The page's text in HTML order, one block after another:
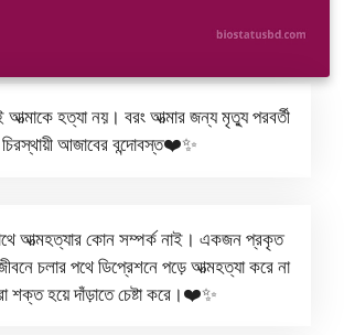
আত্মাকে হত্যা নয়। বরং আত্মার জন্য মৃত্যু পরবর্তী
চিরস্থায়ী আজাবের বন্দোবস্ত❤️✨
আত্মহত্যার কোন সম্পর্ক নাই। একজন প্রকৃত
চলার পথে ডিপ্রেশনে পড়ে আত্মহত্যা করে না
শক্ত হয়ে দাঁড়াতে চেষ্টা করে।❤️✨